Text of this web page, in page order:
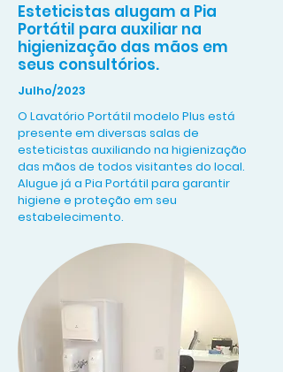
Esteticistas alugam a Pia
Portátil para auxiliar na
higienização das mãos em
seus consultórios.
Julho/2023
O Lavatório Portátil modelo Plus está
presente em diversas salas de
esteticistas auxiliando na higienização
das mãos de todos visitantes do local.
Alugue já a Pia Portátil para garantir
higiene e proteção em seu
estabelecimento.